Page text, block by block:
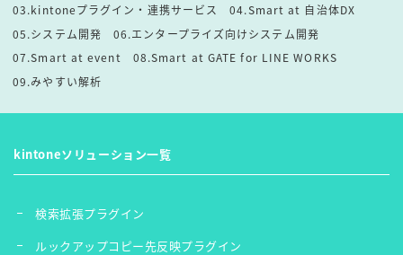
03.kintoneプラグイン・連携サービス
04.Smart at 自治体DX
05.システム開発
06.エンタープライズ向けシステム開発
07.Smart at event
08.Smart at GATE for LINE WORKS
09.みやすい解析
kintoneソリューション一覧
検索拡張プラグイン
ルックアップコピー先反映プラグイン